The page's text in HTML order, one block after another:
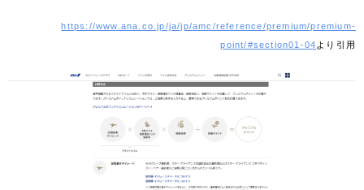
https://www.ana.co.jp/ja/jp/amc/reference/premium/premium-
point/#section01-04 より引用